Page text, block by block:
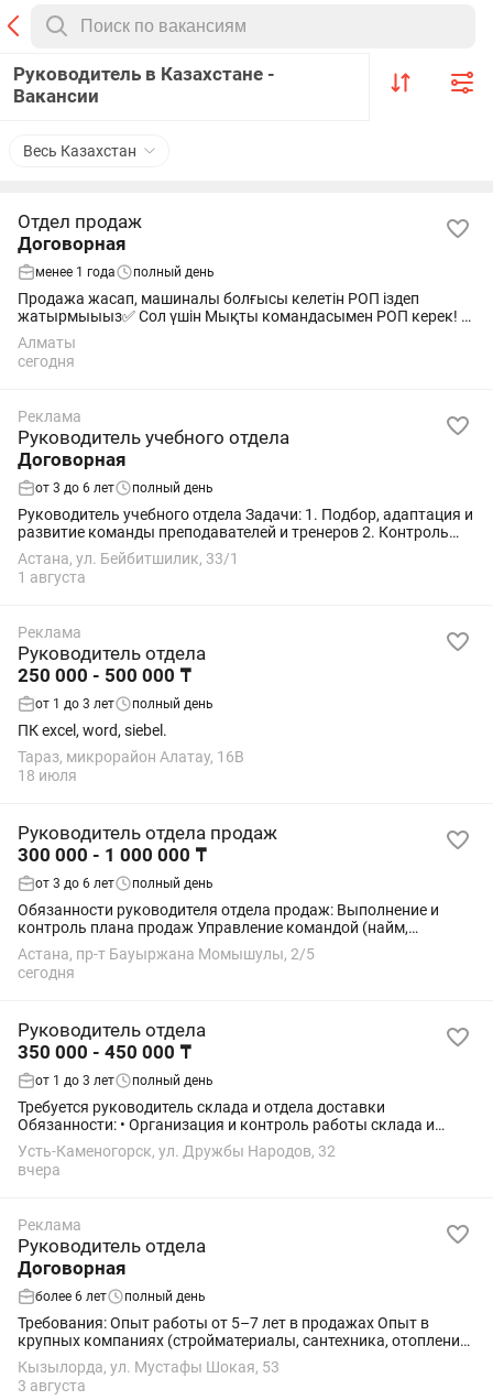
Руководитель в Казахстане -
Вакансии
Весь Казахстан
Отдел продаж
Договорная
менее 1 года полный день
Продажа жасап, машиналы болғысы келетін РОП іздеп
жатырмыыыз✅ Сол үшін Мықты командасымен РОП керек! С
опытом работы. Алматы қаласы, онлайн жұмыс жасауға да
болады) Мықты продажа жасағандарға...
Алматы
сегодня
Реклама
Руководитель учебного отдела
Договорная
от 3 до 6 лет полный день
Руководитель учебного отдела Задачи: 1. Подбор, адаптация и
развитие команды преподавателей и тренеров 2. Контроль
качества занятий и соблюдение стандартов 3. Управление
учебным отделом, работа с...
Астана, ул. Бейбитшилик, 33/1
1 августа
Реклама
Руководитель отдела
250 000 - 500 000 ₸
от 1 до 3 лет полный день
ПК excel, word, siebel.
Тараз, микрорайон Алатау, 16В
18 июля
Руководитель отдела продаж
300 000 - 1 000 000 ₸
от 3 до 6 лет полный день
Обязанности руководителя отдела продаж: Выполнение и
контроль плана продаж Управление командой (найм,
обучение, мотивация) Построение и контроль воронки продаж
Анализ показателей и повышение...
Астана, пр-т Бауыржана Момышулы, 2/5
сегодня
Руководитель отдела
350 000 - 450 000 ₸
от 1 до 3 лет полный день
Требуется руководитель склада и отдела доставки
Обязанности: • Организация и контроль работы склада и
отдела доставки. • Контроль движения всех отправлений на
складе. • Контроль работы курьеров и...
Усть-Каменогорск, ул. Дружбы Народов, 32
вчера
Реклама
Руководитель отдела
Договорная
более 6 лет полный день
Требования: Опыт работы от 5–7 лет в продажах Опыт в
крупных компаниях (стройматериалы, сантехника, отопление,
товары для дома — плюс) Умение увеличивать продажи и
выстраивать систему продаж ...
Кызылорда, ул. Мустафы Шокая, 53
3 августа